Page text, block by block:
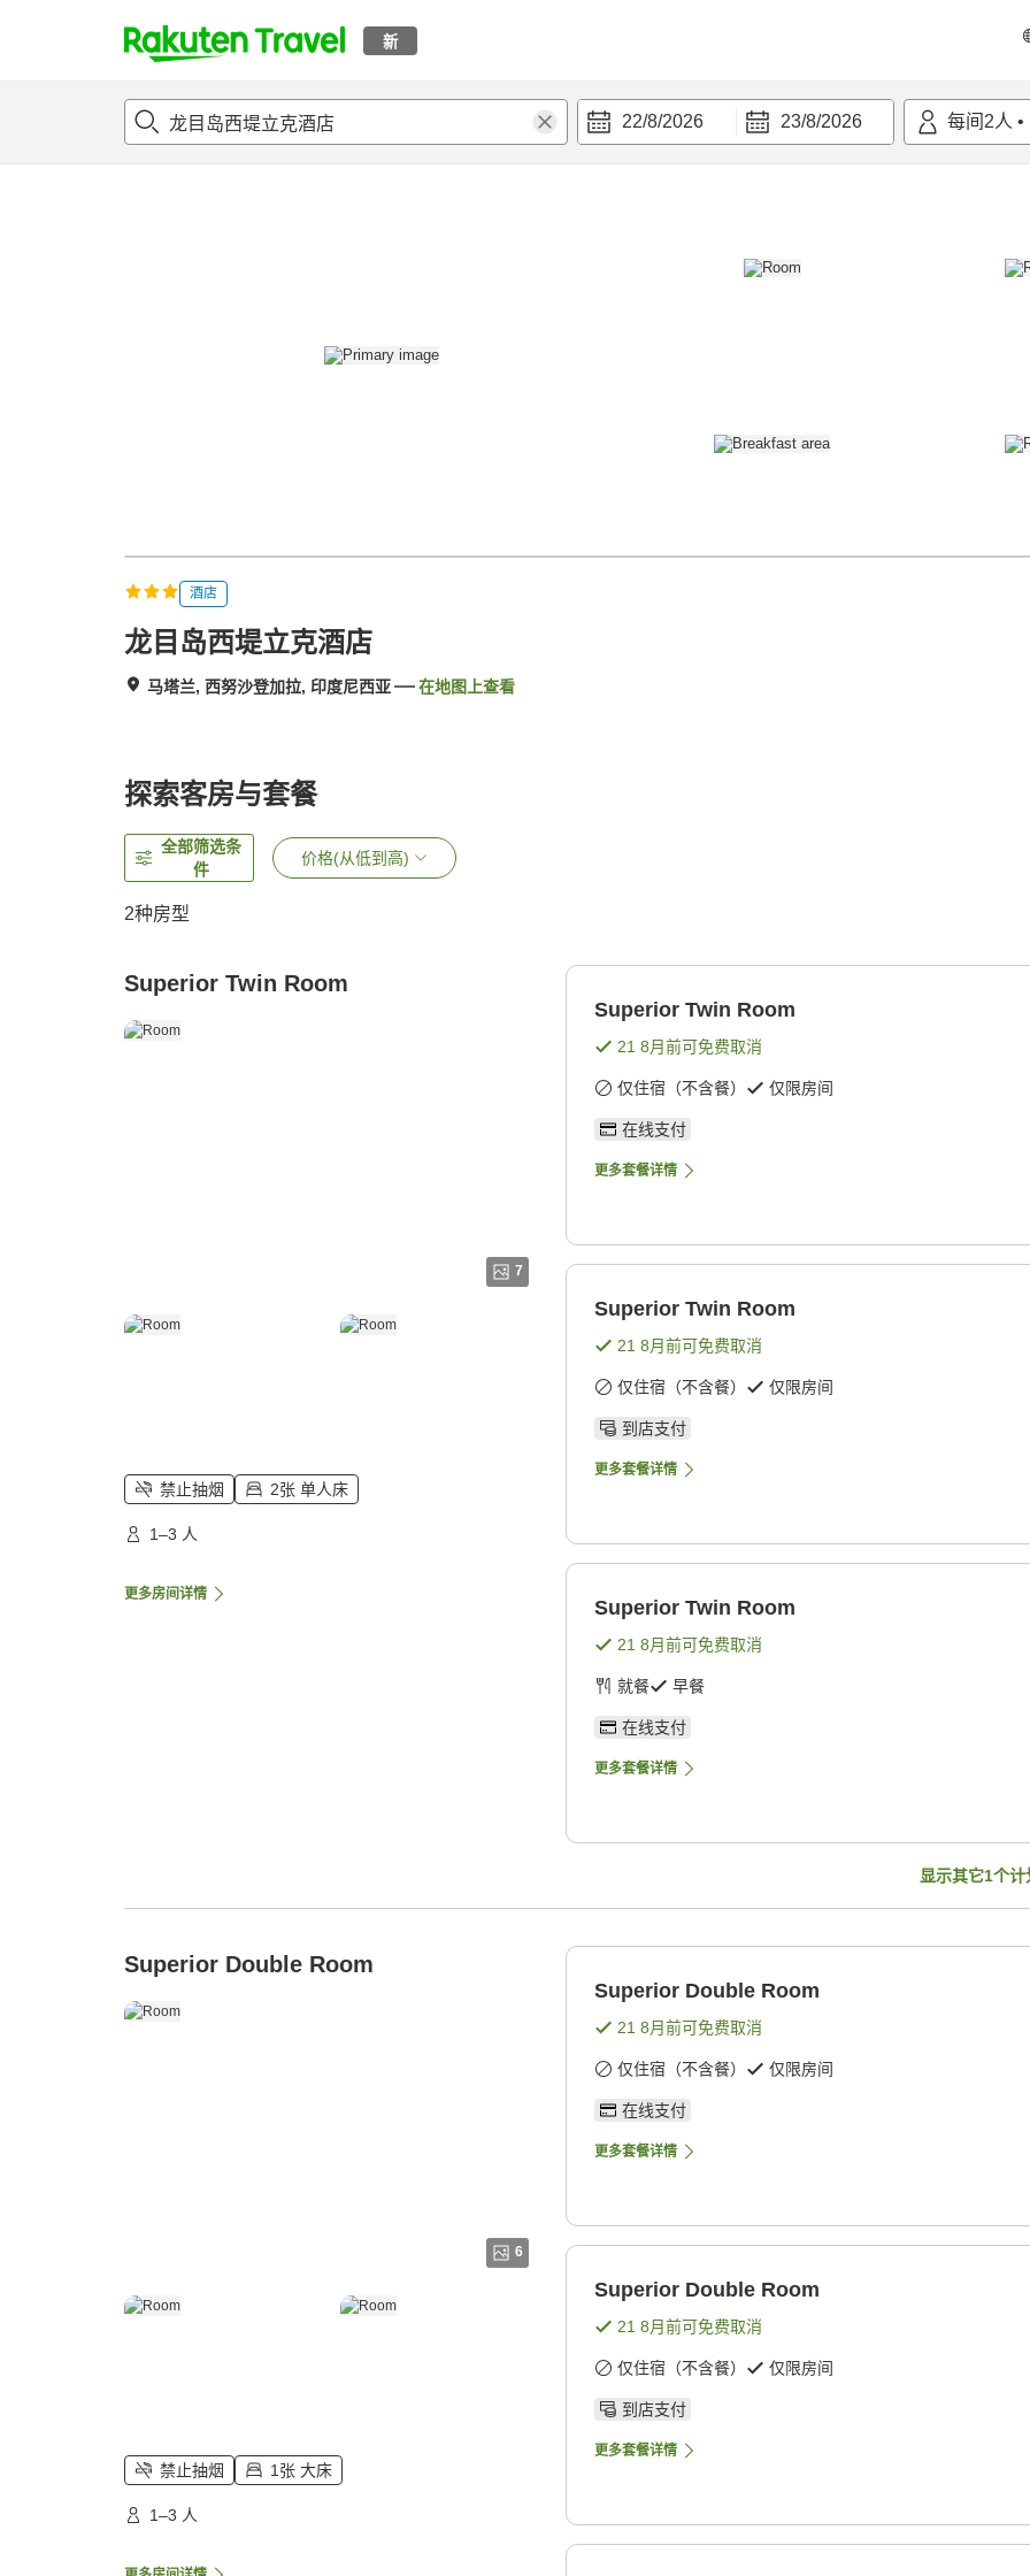
新
t
p
22/8/2026 23/8/2026 每间 2人 •
概况 客房及住宿套餐评论设施
酒店
龙目岛西堤立克酒店
马塔兰, 西努沙登加拉, 印度尼西亚 在地图上查看
探索客房与套餐
全部筛选条
件
价格(从低到高)
2种房型
Superior Twin Room
7
禁止抽烟 2张 单人床
1–3 人
更多房间详情
Superior Twin Room
21 8月前可免费取消
仅住宿（不含餐） 仅限房间
在线支付
更多套餐详情
Superior Twin Room
21 8月前可免费取消
仅住宿（不含餐） 仅限房间
到店支付
更多套餐详情
Superior Twin Room
21 8月前可免费取消
就餐 早餐
在线支付
更多套餐详情
显示其它1个计
Superior Double Room
6
禁止抽烟 1张 大床
1–3 人
Superior Double Room
21 8月前可免费取消
仅住宿（不含餐） 仅限房间
在线支付
更多套餐详情
Superior Double Room
21 8月前可免费取消
仅住宿（不含餐） 仅限房间
到店支付
更多套餐详情